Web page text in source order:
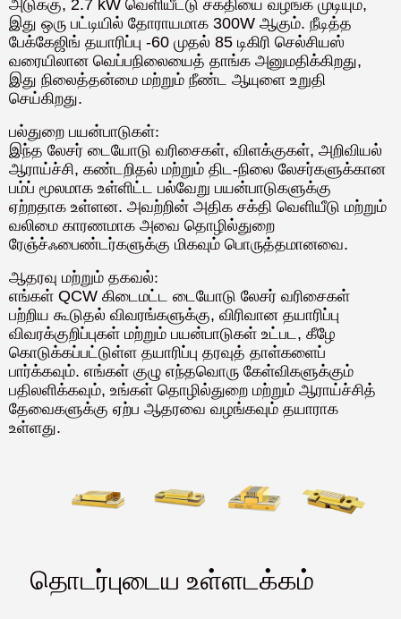
அடுக்கு, 2.7 kW வெளியீட்டு சக்தியை வழங்க முடியும்,
இது ஒரு பட்டியில் தோராயமாக 300W ஆகும். நீடித்த
பேக்கேஜிங் தயாரிப்பு -60 முதல் 85 டிகிரி செல்சியஸ்
வரையிலான வெப்பநிலையைத் தாங்க அனுமதிக்கிறது,
இது நிலைத்தன்மை மற்றும் நீண்ட ஆயுளை உறுதி
செய்கிறது.
பல்துறை பயன்பாடுகள்:
இந்த லேசர் டையோடு வரிசைகள், விளக்குகள், அறிவியல்
ஆராய்ச்சி, கண்டறிதல் மற்றும் திட-நிலை லேசர்களுக்கான
பம்ப் மூலமாக உள்ளிட்ட பல்வேறு பயன்பாடுகளுக்கு
ஏற்றதாக உள்ளன. அவற்றின் அதிக சக்தி வெளியீடு மற்றும்
வலிமை காரணமாக அவை தொழில்துறை
ரேஞ்ச்ஃபைண்டர்களுக்கு மிகவும் பொருத்தமானவை.
ஆதரவு மற்றும் தகவல்:
எங்கள் QCW கிடைமட்ட டையோடு லேசர் வரிசைகள்
பற்றிய கூடுதல் விவரங்களுக்கு, விரிவான தயாரிப்பு
விவரக்குறிப்புகள் மற்றும் பயன்பாடுகள் உட்பட, கீழே
கொடுக்கப்பட்டுள்ள தயாரிப்பு தரவுத் தாள்களைப்
பார்க்கவும். எங்கள் குழு எந்தவொரு கேள்விகளுக்கும்
பதிலளிக்கவும், உங்கள் தொழில்துறை மற்றும் ஆராய்ச்சித்
தேவைகளுக்கு ஏற்ப ஆதரவை வழங்கவும் தயாராக
உள்ளது.
தொடர்புடைய உள்ளடக்கம்